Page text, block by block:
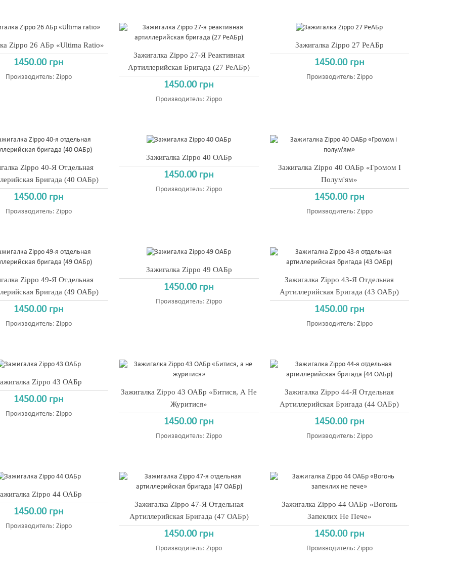
Zippo 26 АБр «Ultima Ratio»
1450.00 грн
Производитель:Zippo
Зажигалка Zippo 27-Я Реактивная
Артиллерийская Бригада (27 РеАБр)
1450.00 грн
Производитель:Zippo
Зажигалка Zippo 27 РеАБр
1450.00 грн
Производитель: Zippo
Zippo 40-Я Отдельная
Бригада (40 ОАБр)
1450.00 грн
Производитель:Zippo
Зажигалка Zippo 40 ОАБр
1450.00 грн
Производитель:Zippo
Зажигалка Zippo 40 ОАБр «Громом І
Полум'ям»
1450.00 грн
Производитель: Zippo
Zippo 49-Я Отдельная
Бригада (49 ОАБр)
1450.00 грн
Производитель:Zippo
Зажигалка Zippo 49 ОАБр
1450.00 грн
Производитель:Zippo
Зажигалка Zippo 43-Я Отдельная
Артиллерийская Бригада (43 ОАБр)
1450.00 грн
Производитель: Zippo
Zippo 43 ОАБр
1450.00 грн
Производитель:Zippo
Зажигалка Zippo 43 ОАБр «Битися, А Не
Журитися»
1450.00 грн
Производитель:Zippo
Зажигалка Zippo 44-Я Отдельная
Артиллерийская Бригада (44 ОАБр)
1450.00 грн
Производитель: Zippo
Zippo 44 ОАБр
1450.00 грн
Производитель:Zippo
Зажигалка Zippo 47-Я Отдельная
Артиллерийская Бригада (47 ОАБр)
1450.00 грн
Производитель:Zippo
Зажигалка Zippo 44 ОАБр «Вогонь
Запеклих Не Пече»
1450.00 грн
Производитель: Zippo